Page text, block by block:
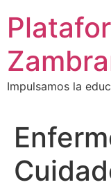
contenido
Impulsamos la